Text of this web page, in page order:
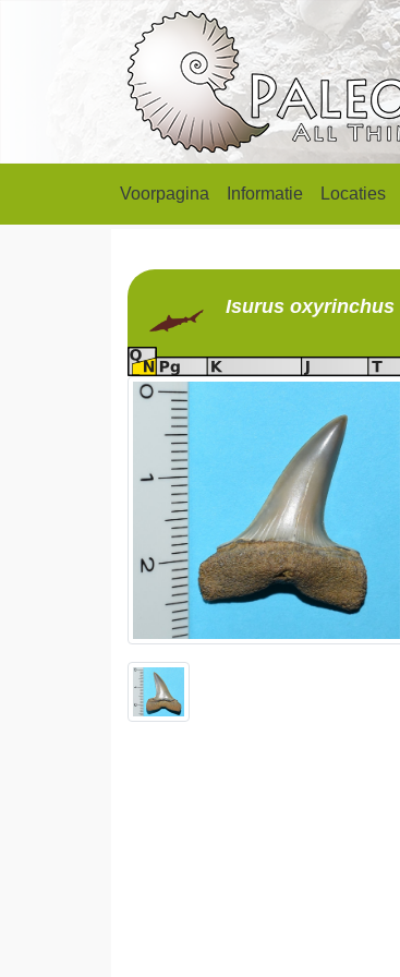
Voorpagina Informatie Locaties
Isurusoxyrinchus